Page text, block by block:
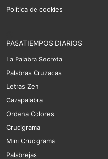
Política de cookies
PASATIEMPOS DIARIOS
La Palabra Secreta
Palabras Cruzadas
Letras Zen
Cazapalabra
Ordena Colores
Crucigrama
Mini Crucigrama
Palabrejas